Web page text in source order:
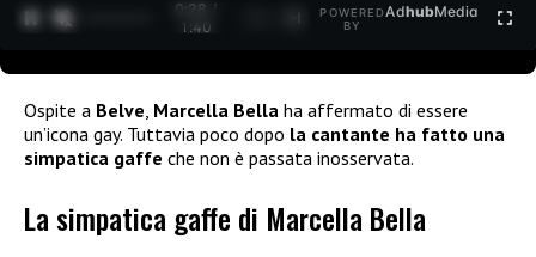
0:29 /
1:40
POWERED
BY
AdhubMedia
Ospite a Belve Marcella Bella ha affermato di essere
un’icona gay. Tuttavia poco dopo la cantante ha fatto una
simpatica gaffe che non è passata inosservata.
La simpatica gaffe di Marcella Bella